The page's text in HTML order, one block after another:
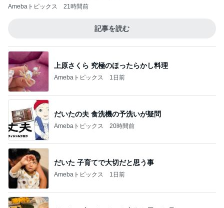
Amebaトピックス 21時間前
記事を読む
上原さくら 究極のほったらかし料理
Amebaトピックス 1日前
だいたの夫 食洗機の予洗いが疑問
Amebaトピックス 20時間前
だいた 子育てで大切だと思う事
Amebaトピックス 1日前